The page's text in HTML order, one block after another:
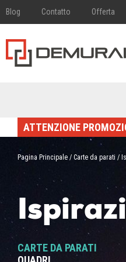
Blog Contatto Offerta
ATTENZIONE
Pagina Principale / Carte da parati /
CARTE DA PARATI